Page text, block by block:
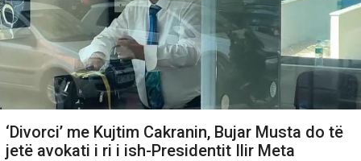
‘Divorci’ me Kujtim Cakranin, Bujar Musta do të
jetë avokati i ri i ish-Presidentit Ilir Meta